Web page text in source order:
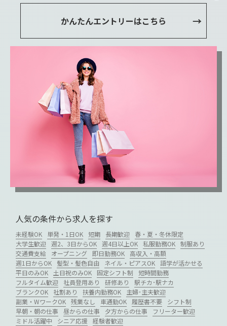
かんたんエントリーはこちら
人気の条件から求人を探す
未経験OK 単発・1日OK 短期 長期歓迎
春・夏・冬休限定
大学生歓迎
週2、3日からOK 週4日以上OK 私服勤務OK
制服あり
交通費支給
オープニング 即日勤務OK
高収入・高額
週1日からOK
髪型・髪色自由 ネイル・ピアスOK
語学が活かせる
平日のみOK
土日祝のみOK 固定シフト制
短時間勤務
フルタイム歓迎
社員登用あり 研修あり
駅チカ･駅ナカ
ブランクOK
社割あり 扶養内勤務OK
主婦･主夫歓迎
副業・WワークOK
残業なし 車通勤OK 履歴書不要
シフト制
早朝・朝の仕事
昼からの仕事 夕方からの仕事
フリーター歓迎
ミドル活躍中
シニア応援 経験者歓迎